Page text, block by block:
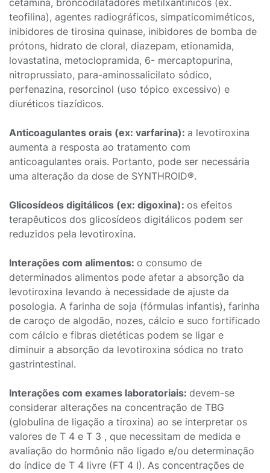
cetamina, broncodilatadores metilxantínicos (ex.
teofilina), agentes radiográficos, simpaticomiméticos,
inibidores de tirosina quinase, inibidores de bomba de
prótons, hidrato de cloral, diazepam, etionamida,
lovastatina, metoclopramida, 6- mercaptopurina,
nitroprussiato, para-aminossalicilato sódico,
perfenazina, resorcinol (uso tópico excessivo) e
diuréticos tiazídicos.
Anticoagulantes orais (ex: varfarina): a levotiroxina
aumenta a resposta ao tratamento com
anticoagulantes orais. Portanto, pode ser necessária
uma alteração da dose de SYNTHROID®.
Glicosídeos digitálicos (ex: digoxina): os efeitos
terapêuticos dos glicosídeos digitálicos podem ser
reduzidos pela levotiroxina.
Interações com alimentos: o consumo de
determinados alimentos pode afetar a absorção da
levotiroxina levando à necessidade de ajuste da
posologia. A farinha de soja (fórmulas infantis), farinha
de caroço de algodão, nozes, cálcio e suco fortificado
com cálcio e fibras dietéticas podem se ligar e
diminuir a absorção da levotiroxina sódica no trato
gastrintestinal.
Interações com exames laboratoriais: devem-se
considerar alterações na concentração de TBG
(globulina de ligação a tiroxina) ao se interpretar os
valores de T 4 e T 3 , que necessitam de medida e
avaliação do hormônio não ligado e/ou determinação
do índice de T 4 livre (FT 4 I). As concentrações de